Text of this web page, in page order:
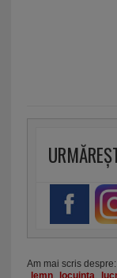
Am mai scris despre:
lemn, locuinta,